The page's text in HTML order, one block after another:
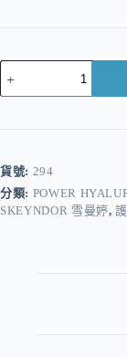
r
n
a
貨號: 294
分類: POWER
SKEYNDOR 雪曼婷,